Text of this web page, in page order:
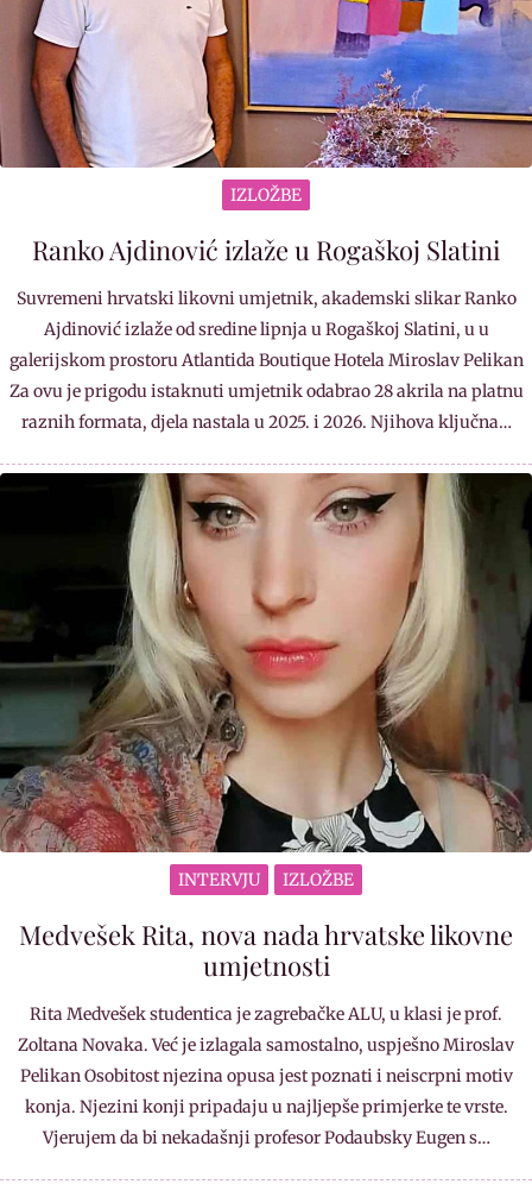
IZLOŽBE
Ranko Ajdinović izlaže u Rogaškoj Slatini
Suvremeni hrvatski likovni umjetnik, akademski slikar Ranko
Ajdinović izlaže od sredine lipnja u Rogaškoj Slatini, u u
galerijskom prostoru Atlantida Boutique Hotela Miroslav Pelikan
Za ovu je prigodu istaknuti umjetnik odabrao 28 akrila na platnu
raznih formata, djela nastala u 2025. i 2026. Njihova ključna…
INTERVJU IZLOŽBE
Medvešek Rita, nova nada hrvatske likovne
umjetnosti
Rita Medvešek studentica je zagrebačke ALU, u klasi je prof.
Zoltana Novaka. Već je izlagala samostalno, uspješno Miroslav
Pelikan Osobitost njezina opusa jest poznati i neiscrpni motiv
konja. Njezini konji pripadaju u najljepše primjerke te vrste.
Vjerujem da bi nekadašnji profesor Podaubsky Eugen s…